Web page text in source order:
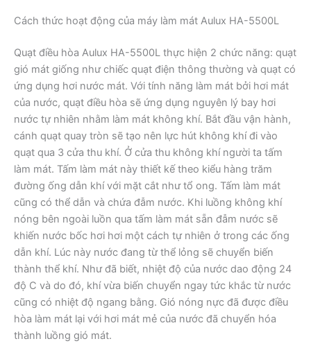
Cách thức hoạt động của máy làm mát Aulux HA-5500L
Quạt điều hòa Aulux HA-5500L thực hiện 2 chức năng: quạt
gió mát giống như chiếc quạt điện thông thường và quạt có
ứng dụng hơi nước mát. Với tính năng làm mát bởi hơi mát
của nước, quạt điều hòa sẽ ứng dụng nguyên lý bay hơi
nước tự nhiên nhằm làm mát không khí. Bắt đầu vận hành,
cánh quạt quay tròn sẽ tạo nên lực hút không khí đi vào
quạt qua 3 cửa thu khí. Ở cửa thu không khí người ta tấm
làm mát. Tấm làm mát này thiết kế theo kiểu hàng trăm
đường ống dẫn khí với mặt cắt như tổ ong. Tấm làm mát
cũng có thể dẫn và chứa đẫm nước. Khi luồng không khí
nóng bên ngoài luồn qua tấm làm mát sẵn đẫm nước sẽ
khiến nước bốc hơi hơi một cách tự nhiên ở trong các ống
dẫn khí. Lúc này nước đang từ thể lỏng sẽ chuyển biến
thành thể khí. Như đã biết, nhiệt độ của nước dao động 24
độ C và do đó, khí vừa biến chuyển ngay tức khắc từ nước
cũng có nhiệt độ ngang bằng. Gió nóng nực đã được điều
hòa làm mát lại với hơi mát mẻ của nước đã chuyển hóa
thành luồng gió mát.